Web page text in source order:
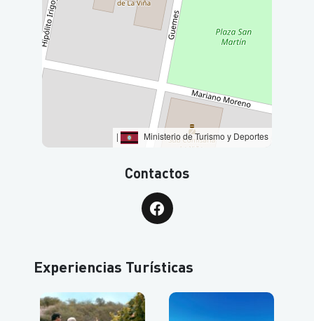
| Ministerio de Turismo y Deportes
Contactos
Experiencias Turísticas